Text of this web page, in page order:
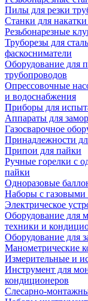
Пилы для резки
Станки для
Резьбонарезные
Труборезы для
фаскосниматели
Оборудование для
трубопроводов
Опрессовочные
и водоснабжения
Приборы для
Аппараты для
Газосварочное
Принадлежности
Припои для пайки
Ручные горелки с
пайки
Одноразовые
Наборы с газовыми
Электрическое
Оборудование для
техники и
Оборудование для
Манометрические
Измерительные и
Инструмент для
кондиционеров
Слесарно-